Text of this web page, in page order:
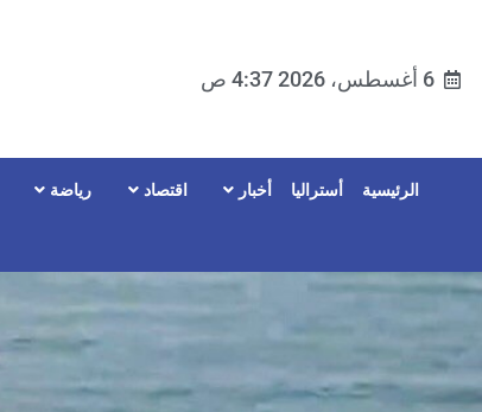
6 أغسطس، 2026 4:37 ص
الرئيسية أستراليا أخبار اقتصاد رياضة